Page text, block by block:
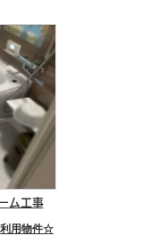
ム工事
用物件☆